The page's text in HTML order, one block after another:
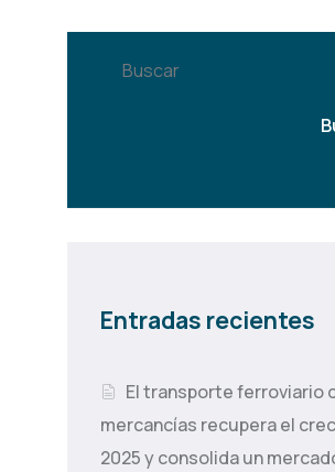
Buscar
Entradas recientes
El transporte ferroviario
mercancías recupera el
2025 y consolida un